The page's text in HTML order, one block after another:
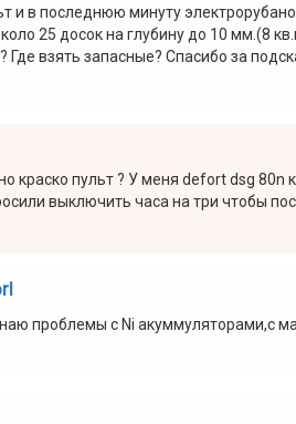
и в последнюю минуту
25 досок на глубину до 10 мм.(8
Где взять запасные? Спасибо за
краско пульт ? У меня defort dsg 80n
выключить часа на три чтобы
проблемы с Ni акуммуляторами,с